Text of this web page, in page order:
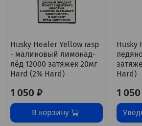
Husky Healer Yellow rasp
- малиновый лимонад-
лёд 12000 затяжек 20мг
Hard (2% Hard)
1 050 ₽
В корзину
Husky
Hard)
1